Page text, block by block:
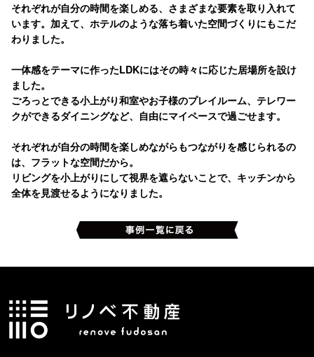
それぞれが自分の時間を楽しめる、さまざまな要素を取り入れて
います。加えて、ホテルのような落ち着いた空間づくりにもこだ
わりました。
一体感をテーマに作ったLDKにはその時々に応じた居場所を設け
ました。
ごろっとできる小上がり和室やお子様のプレイルーム、テレワー
クができるダイニングなど、自由にマイペースで過ごせます。
それぞれが自分の時間を楽しめながらもつながりを感じられるの
は、フラットな空間だから。
リビングを小上がりにして視界を遮らないことで、キッチンから
全体を見渡せるようになりました。